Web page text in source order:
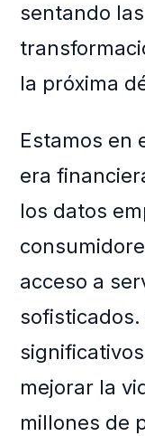
sentando
la próxima
Estamos en
era
los datos
acceso a
mejorar la
millones de